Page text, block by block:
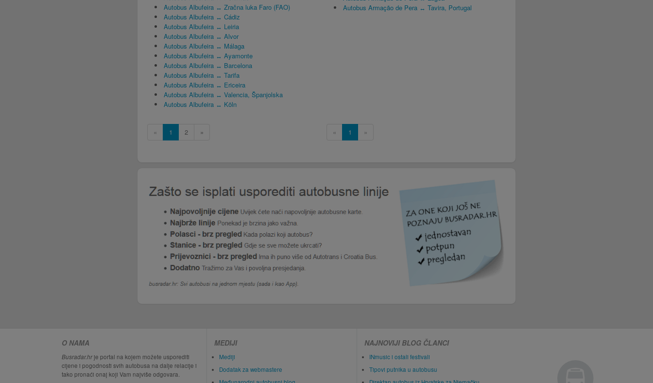
Autobus Albufeira ↔ Zračna luka Faro (FAO)
Autobus Albufeira ↔ Cádiz
Autobus Albufeira ↔ Leiria
Autobus Albufeira ↔ Alvor
Autobus Albufeira ↔ Málaga
Autobus Albufeira ↔ Ayamonte
Autobus Albufeira ↔ Barcelona
Autobus Albufeira ↔ Tarifa
Autobus Albufeira ↔ Ericeira
Autobus Albufeira ↔ Valencia, Španjolska
Autobus Albufeira ↔ Köln
« 1 2 »
Autobus Armação de Pera ↔ Tavira, Portugal
« 1 »
O NAMA
Busradar.hrje portal na kojem možete usporediti
cijene i pogodnosti svih autobusa na dalje relacije i
tako pronaći onaj koji Vam najviše odgovara.
MEDIJI
Mediji
Dodatak za webmastere
NAJNOVIJI BLOG ČLANCI
INmusic i ostali festivali
Tipovi putnika u autobusu